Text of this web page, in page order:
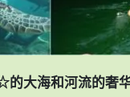
的大海和河流的奢